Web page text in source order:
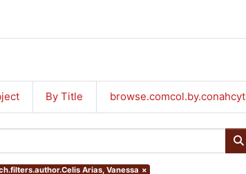
By Title browse.comcol.by.conahcyt
Arias, Vanessa ×